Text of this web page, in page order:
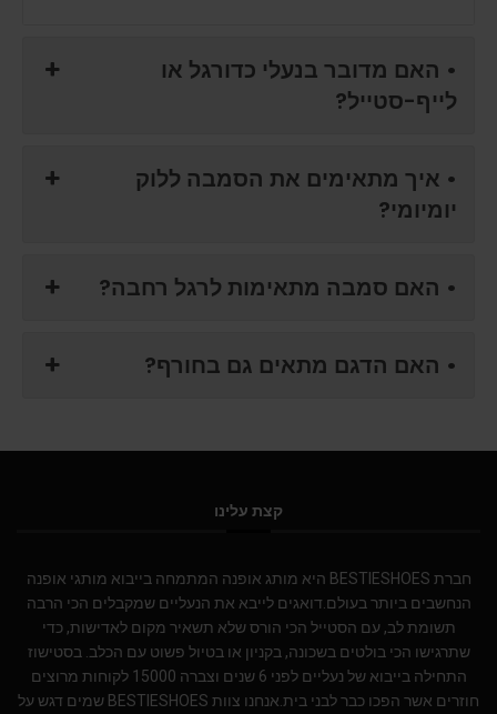
• האם מדובר בנעלי כדורגל או
לייף-סטייל?
• איך מתאימים את הסמבה ללוק
יומיומי?
• האם סמבה מתאימות לרגל רחבה?
• האם הדגם מתאים גם בחורף?
קצת עלינו
חברת BESTIESHOES היא מותג אופנה המתמחה בייבוא מותגי אופנה
הנחשבים ביותר בעולם.דואגים לייבא את הנעליים שמקבלים הכי הרבה
תשומת לב, עם הסטייל הכי הורס שלא תשאיר מקום לאדישות, כדי
שתרגישו הכי בולטים בשכונה, בקניון או בטיול פשוט עם הכלב. בסטישוז
התחילה בייבוא של נעליים לפני 6 שנים וצברה 15000 לקוחות מרוצים
חוזרים אשר הפכו כבר לבני בית.אנחנו צוות BESTIESHOES שמים דגש על